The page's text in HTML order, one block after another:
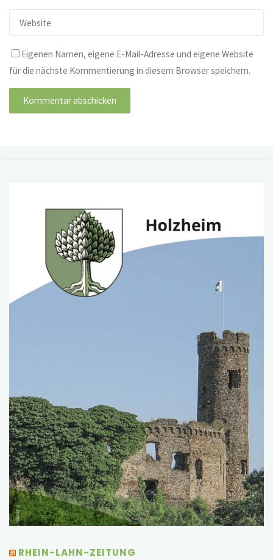
Eigenen Namen, eigene E-Mail-Adresse und eigene Website
für die nächste Kommentierung in diesem Browser speichern.
RHEIN-LAHN-ZEITUNG